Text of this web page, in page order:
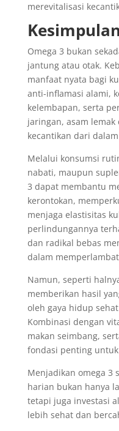
merevitalisasi
Omega 3 bukan
jantung atau otak.
manfaat nyata bagi
anti-inflamasi alami,
kelembapan, serta
jaringan, asam
kecantikan dari
Melalui konsumsi
nabati, maupun
3 dapat membantu
kerontokan,
menjaga elastisitas
perlindungannya
dan radikal bebas
dalam
Namun, seperti
memberikan hasil
oleh gaya hidup
Kombinasi dengan
makan seimbang,
fondasi penting
Menjadikan omega 3
harian bukan hanya
tetapi juga investasi
lebih sehat dan